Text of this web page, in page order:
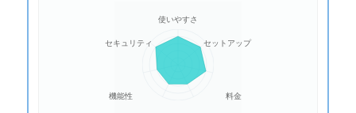
使いやすさ
セットアップ
料金
機能性
セキュリティ